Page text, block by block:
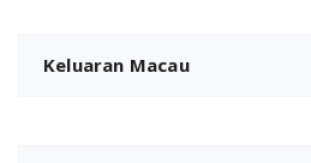
Keluaran Macau